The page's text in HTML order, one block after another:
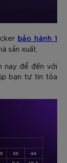
bảo hành 1
sản xuất.
nay để đến với
bạn tự tin tỏa